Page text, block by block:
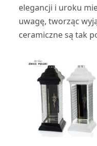
elegancji i uroku
uwagę, tworząc
ceramiczne są tak